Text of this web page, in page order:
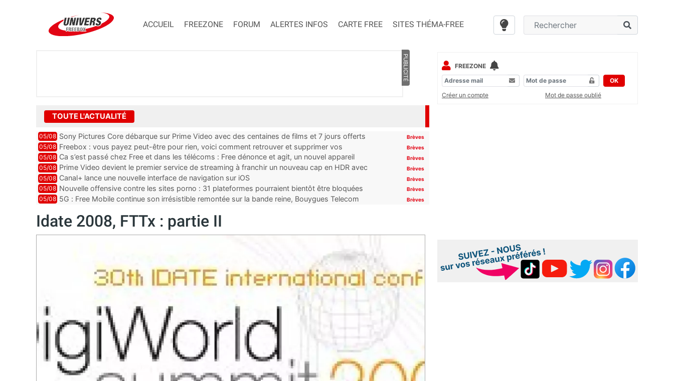
ACCUEIL FREEZONE FORUM ALERTES INFOS CARTE FREE SITES THÉMA-FREE
PUBLICITÉ
TOUTE L'ACTUALITÉ
05/08 Sony Pictures Core débarque sur Prime Video avec des centaines de films et 7 jours offerts Brèves
05/08 Freebox : vous payez peut-être pour rien, voici comment retrouver et supprimer vos
abonnements TV oubliés
Brèves
05/08 Ca s’est passé chez Free et dans les télécoms : Free dénonce et agit, un nouvel appareil
pointe le bout de...
Brèves
05/08 Prime Video devient le premier service de streaming à franchir un nouveau cap en HDR avec
ce lancement
Brèves
05/08 Canal+ lance une nouvelle interface de navigation sur iOS Brèves
05/08 Nouvelle offensive contre les sites porno : 31 plateformes pourraient bientôt être bloquées
par Orange, Free, SF...
Brèves
05/08 5G : Free Mobile continue son irrésistible remontée sur la bande reine, Bouygues Telecom
Brèves
Idate 2008, FTTx : partie II
FREEZONE
OK
Créer un compte
Mot de passe oublié